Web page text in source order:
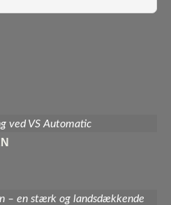
ved VS Automatic
– en stærk og landsdækkende